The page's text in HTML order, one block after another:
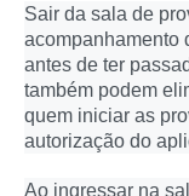
Sair da sala de
acompanhamento
antes de ter
também podem
quem iniciar as
autorização do
Ao ingressar na